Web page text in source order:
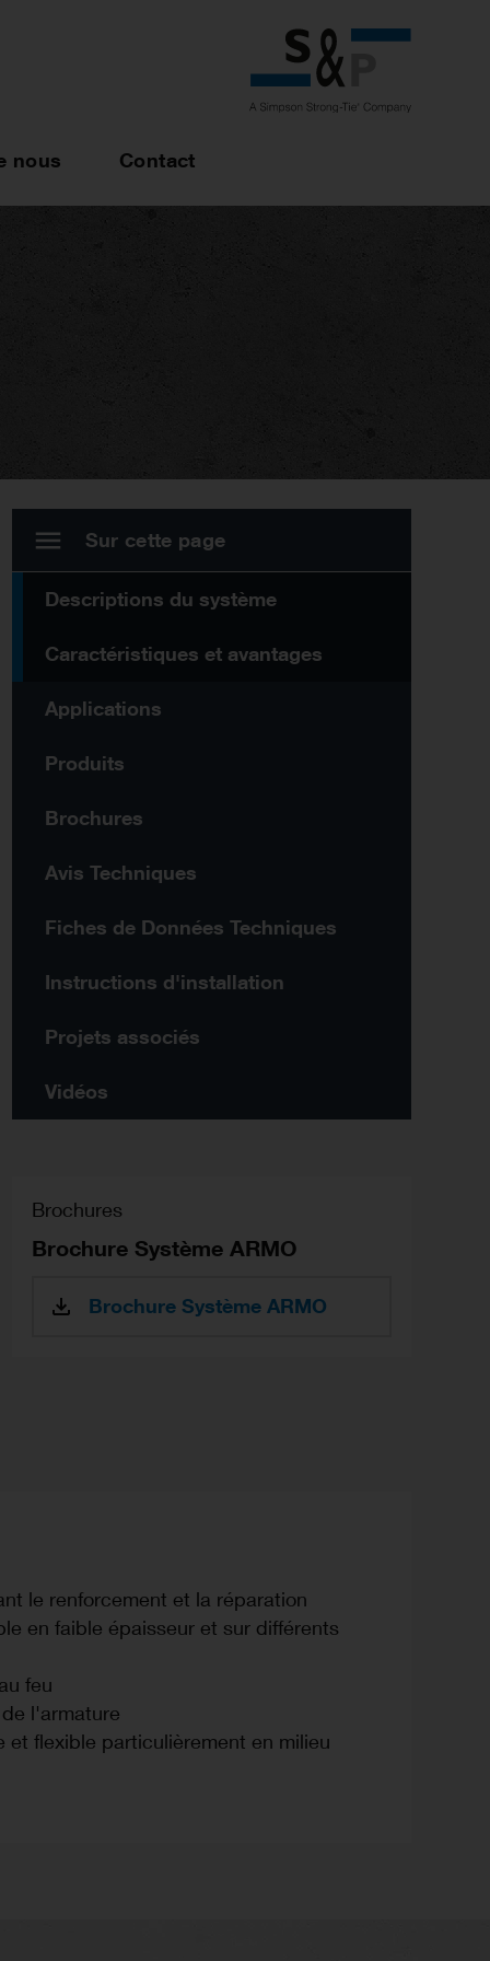
nous Contact
Sur cette page
Descriptions du système
Caractéristiques et avantages
Applications
Produits
Brochures
Avis Techniques
Fiches de Données Techniques
Instructions d'installation
Projets associés
Vidéos
Brochures
Brochure Système ARMO
Brochure Système ARMO
le renforcement et la réparation
en faible épaisseur et sur différents
feu
l'armature
et flexible particulièrement en milieu